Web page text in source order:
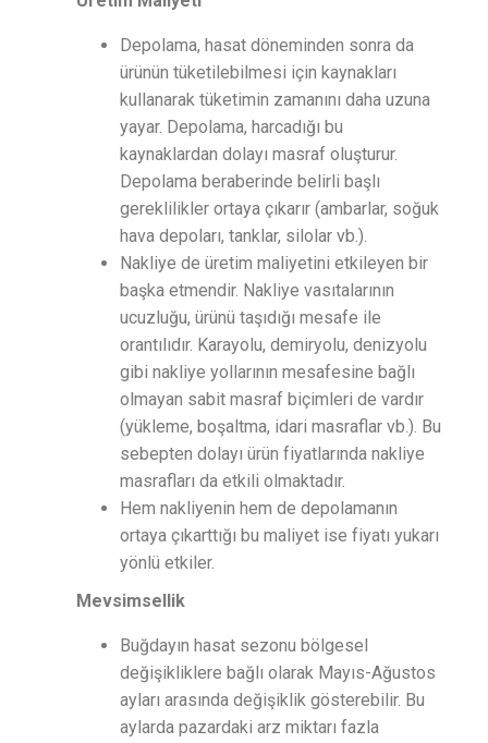
Depolama, hasat döneminden sonra da
ürünün tüketilebilmesi için kaynakları
kullanarak tüketimin zamanını daha uzuna
yayar. Depolama, harcadığı bu
kaynaklardan dolayı masraf oluşturur.
Depolama beraberinde belirli başlı
gereklilikler ortaya çıkarır (ambarlar, soğuk
hava depoları, tanklar, silolar vb.).
Nakliye de üretim maliyetini etkileyen bir
başka etmendir. Nakliye vasıtalarının
ucuzluğu, ürünü taşıdığı mesafe ile
orantılıdır. Karayolu, demiryolu, denizyolu
gibi nakliye yollarının mesafesine bağlı
olmayan sabit masraf biçimleri de vardır
(yükleme, boşaltma, idari masraflar vb.). Bu
sebepten dolayı ürün fiyatlarında nakliye
masrafları da etkili olmaktadır.
Hem nakliyenin hem de depolamanın
ortaya çıkarttığı bu maliyet ise fiyatı yukarı
yönlü etkiler.
Mevsimsellik
Buğdayın hasat sezonu bölgesel
değişikliklere bağlı olarak Mayıs-Ağustos
ayları arasında değişiklik gösterebilir. Bu
aylarda pazardaki arz miktarı fazla